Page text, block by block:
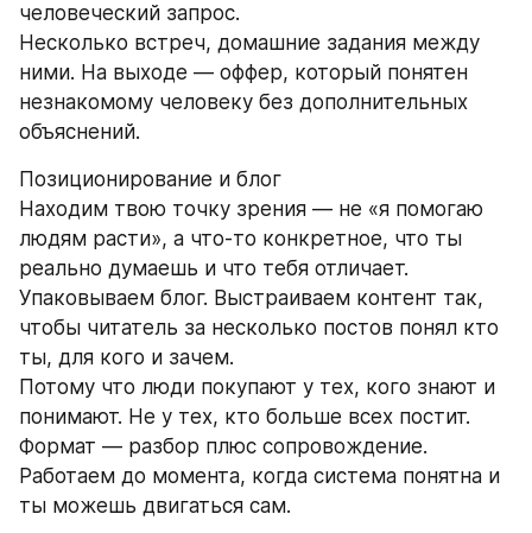
человеческий запрос.
Несколько встреч, домашние задания между
ними. На выходе — оффер, который понятен
незнакомому человеку без дополнительных
объяснений.
Позиционирование и блог
Находим твою точку зрения — не «я помогаю
людям расти», а что-то конкретное, что ты
реально думаешь и что тебя отличает.
Упаковываем блог. Выстраиваем контент так,
чтобы читатель за несколько постов понял кто
ты, для кого и зачем.
Потому что люди покупают у тех, кого знают и
понимают. Не у тех, кто больше всех постит.
Формат — разбор плюс сопровождение.
Работаем до момента, когда система понятна и
ты можешь двигаться сам.